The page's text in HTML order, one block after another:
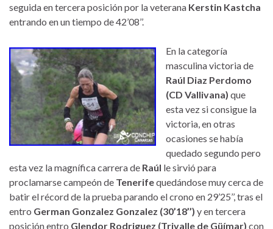
seguida en tercera posición por la veterana Kerstin Kastcha
entrando en un tiempo de 42’08’’.
En la categoría
masculina victoria de
Raúl Diaz Perdomo
(CD Vallivana) que
esta vez si consigue la
victoria, en otras
ocasiones se había
quedado segundo pero
esta vez la magnífica carrera de Raúl le sirvió para
proclamarse campeón de Tenerifequedándose muy cerca de
batir el récord de la prueba parando el crono en 29’25’’, tras el
entro German Gonzalez Gonzalez (30’18’’) y en tercera
posición entro Glendor Rodriguez (Trivalle de Güímar) con